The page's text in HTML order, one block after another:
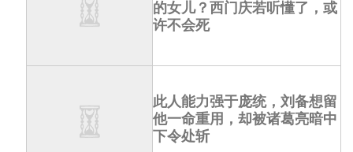
的女儿？西门庆若听懂了，或
许不会死
此人能力强于庞统，刘备想留
他一命重用，却被诸葛亮暗中
下令处斩